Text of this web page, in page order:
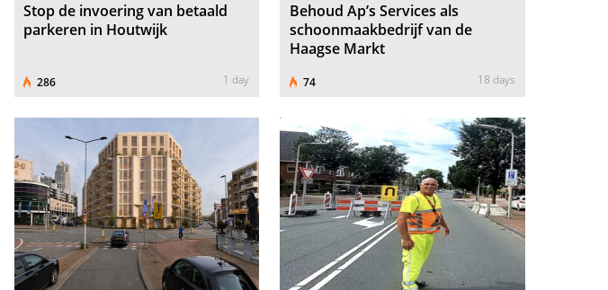
Stop de invoering van betaald
parkeren in Houtwijk
286 1 day
Behoud Ap’s Services als
schoonmaakbedrijf van de
Haagse Markt
74 18 days